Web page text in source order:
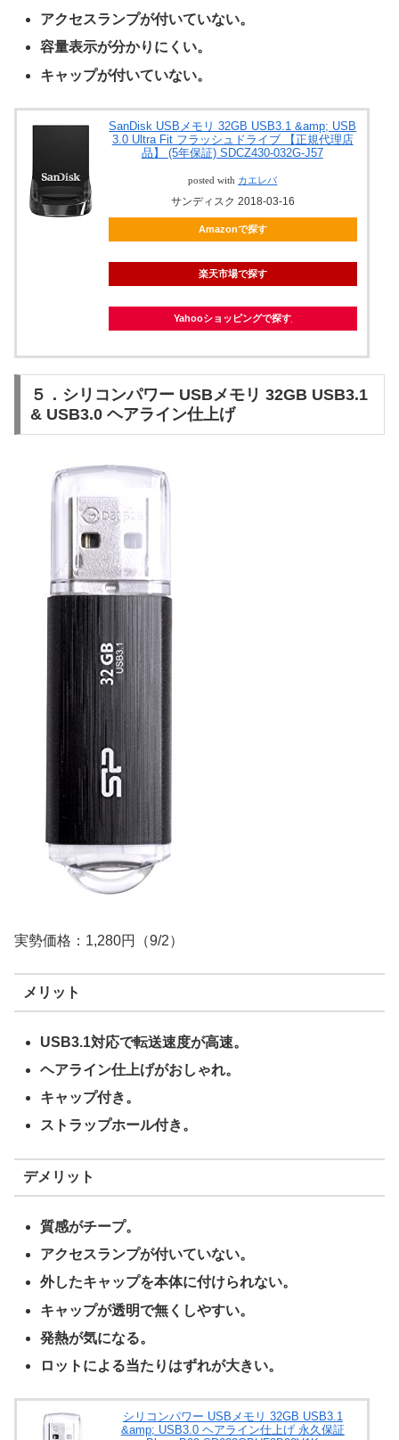
アクセスランプが付いていない。
容量表示が分かりにくい。
キャップが付いていない。
SanDisk USBメモリ 32GB USB3.1 &amp; USB
3.0 Ultra Fit フラッシュドライブ 【正規代理店
品】 (5年保証) SDCZ430-032G-J57
posted with カエレバ
サンディスク 2018-03-16
Amazonで探す
楽天市場で探す
Yahooショッピングで探す
５．シリコンパワー USBメモリ 32GB USB3.1
& USB3.0 ヘアライン仕上げ
実勢価格：1,280円（9/2）
メリット
USB3.1対応で転送速度が高速。
ヘアライン仕上げがおしゃれ。
キャップ付き。
ストラップホール付き。
デメリット
質感がチープ。
アクセスランプが付いていない。
外したキャップを本体に付けられない。
キャップが透明で無くしやすい。
発熱が気になる。
ロットによる当たりはずれが大きい。
シリコンパワー USBメモリ 32GB USB3.1
&amp; USB3.0 ヘアライン仕上げ 永久保証